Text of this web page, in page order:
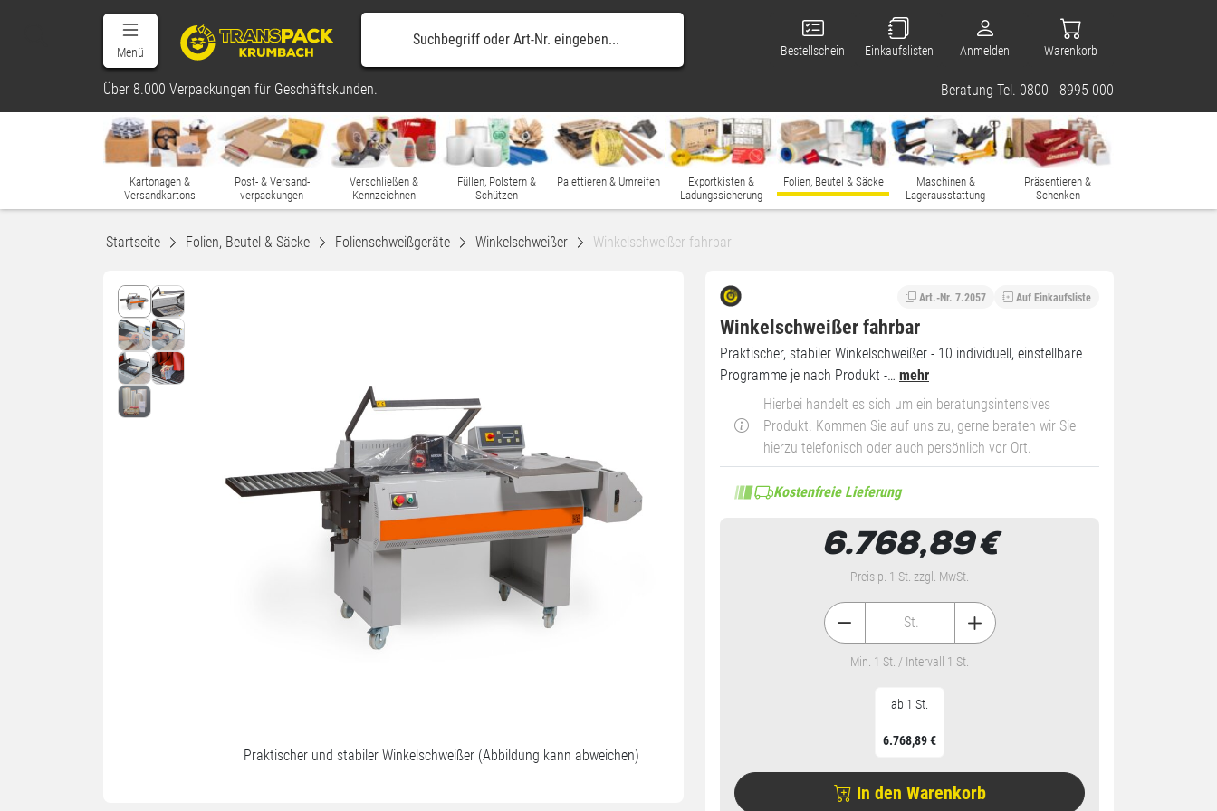
Menü Bestellschein Einkaufslisten Anmelden Warenkorb
Über 8.000 Verpackungen für Geschäftskunden. Beratung Tel. 0800 - 8995 000
Kartonagen &
Versandkartons
Post- & Versand-
verpackungen
Verschließen &
Kennzeichnen
Füllen, Polstern &
Schützen
Palettieren & Umreifen
Exportkisten &
Ladungssicherung
Folien, Beutel & Säcke
Maschinen &
Lagerausstattung
Präsentieren &
Schenken
Startseite Folien, Beutel & Säcke Folienschweißgeräte Winkelschweißer Winkelschweißer fahrbar
Praktischer und stabiler Winkelschweißer (Abbildung kann abweichen)
Art.-Nr. 7.2057 Auf Einkaufsliste
Winkelschweißer fahrbar
Praktischer, stabiler Winkelschweißer - 10 individuell, einstellbare
Programme je nach Produkt -… mehr
Hierbei handelt es sich um ein beratungsintensives
Produkt. Kommen Sie auf uns zu, gerne beraten wir Sie
hierzu telefonisch oder auch persönlich vor Ort.
Kostenfreie Lieferung
6.768,89€
Preis p. 1 St. zzgl. MwSt.
ab 1 St.
6.768,89 €
St.
Min. 1 St. / Intervall 1 St.
In den Warenkorb